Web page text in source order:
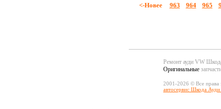
<-Новее 963 964 965
Ремонт ауди VW
Оригинальные
2001-2026 © Все
автосервис Шкода